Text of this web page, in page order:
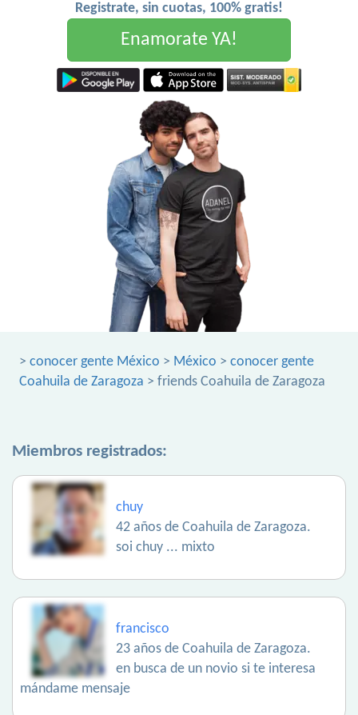
Registrate, sin cuotas, 100% gratis!
Enamorate YA!
> conocer gente México > México > conocer gente
Coahuila de Zaragoza > friends Coahuila de Zaragoza
Miembros registrados:
chuy
42 años de Coahuila de Zaragoza.
soi chuy ... mixto
francisco
23 años de Coahuila de Zaragoza.
en busca de un novio si te interesa
mándame mensaje